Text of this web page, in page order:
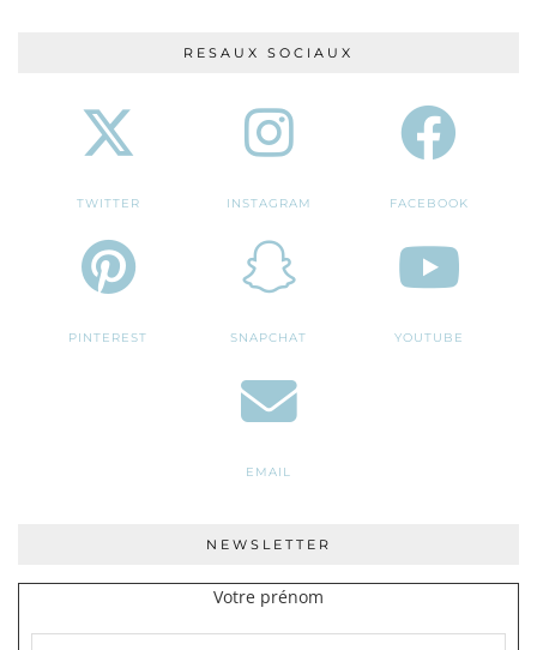
RESAUX SOCIAUX
TWITTER INSTAGRAM FACEBOOK
PINTEREST SNAPCHAT YOUTUBE
EMAIL
NEWSLETTER
Votre prénom